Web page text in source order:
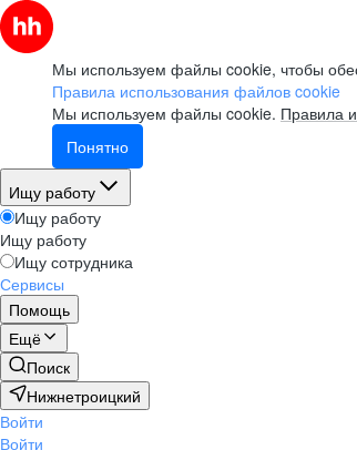
Мы используем файлы cookie, чтобы
Правила использования файлов cookie
Мы используем файлы cookie. Правила
Понятно
Ищу работу
Ищу работу
Ищу работу
Ищу сотрудника
Сервисы
Помощь
Ещё
Поиск
Нижнетроицкий
Войти
Войти